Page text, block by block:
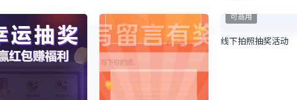
可商用
线下拍照抽奖活动